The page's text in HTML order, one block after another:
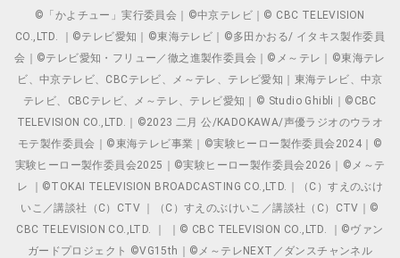
©「かよチュー」実行委員会｜©中京テレビ｜© CBC TELEVISION
CO.,LTD. ｜©テレビ愛知｜©東海テレビ｜©多田かおる/ イタキス製作委員
会｜©テレビ愛知・フリュー／徹之進製作委員会｜©メ～テレ｜©東海テレ
ビ、中京テレビ、CBCテレビ、メ～テレ、テレビ愛知｜東海テレビ、中京
テレビ、CBCテレビ、メ～テレ、テレビ愛知｜© Studio Ghibli｜©CBC
TELEVISION CO.,LTD.｜©2023 二月 公/KADOKAWA/声優ラジオのウラオ
モテ製作委員会｜©東海テレビ事業｜©実験ヒーロー製作委員会2024｜©
実験ヒーロー製作委員会2025｜©実験ヒーロー製作委員会2026｜©メ～テ
レ ｜©TOKAI TELEVISION BROADCASTING CO.,LTD.｜（C）すえのぶけ
いこ／講談社（C）CTV ｜（C）すえのぶけいこ／講談社（C）CTV｜©
CBC TELEVISION CO.,LTD. ｜ ｜© CBC TELEVISION CO.,LTD. ｜©ヴァン
ガードプロジェクト ©VG15th｜©メ～テレNEXT／ダンスチャンネル